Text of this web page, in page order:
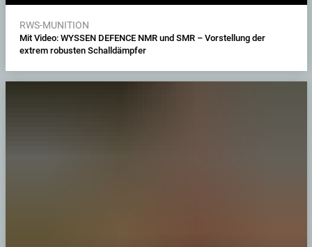
RWS-MUNITION
Mit Video: WYSSEN DEFENCE NMR und SMR – Vorstellung der
extrem robusten Schalldämpfer